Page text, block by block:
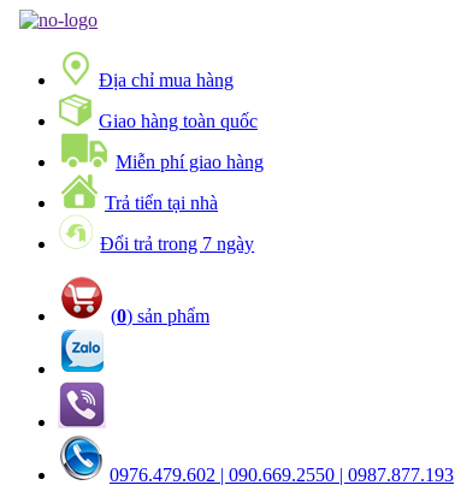
Địa chỉ mua hàng
Giao hàng toàn quốc
Miễn phí giao hàng
Trả tiển tại nhà
Đổi trả trong 7 ngày
(0) sản phẩm
0976.479.602 | 090.669.2550 | 0987.877.193